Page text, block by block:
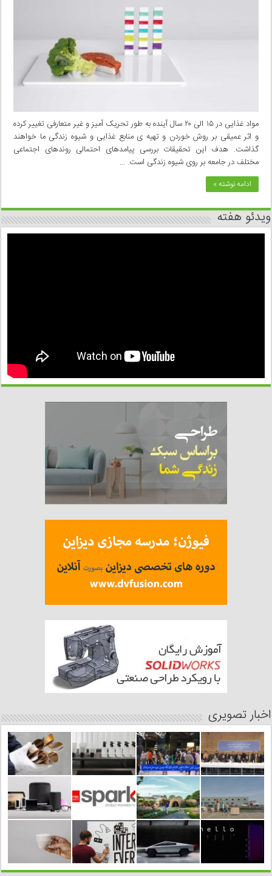
مواد غذایی در ۱۵ الی ۲۰ سال آینده به طور تحریک آمیز و غیر متعارفی تغییر کرده
و اثر عمیقی بر روش خوردن و تهیه ی منابع غذایی و شیوه زندگی ما خواهند
گذاشت. هدف این تحقیقات بررسی پیامدهای احتمالی روندهای اجتماعی
مختلف در جامعه بر روی شیوه زندگی است. …
ادامه نوشته »
ویدئو هفته
اخبار تصویری